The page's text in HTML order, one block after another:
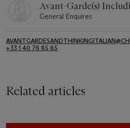
Avant-Garde(s)
General Enquires
+33 1 40 76 85 85
Related articles